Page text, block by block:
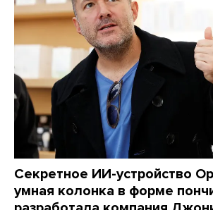
Секретное ИИ-устройство
умная колонка в форме